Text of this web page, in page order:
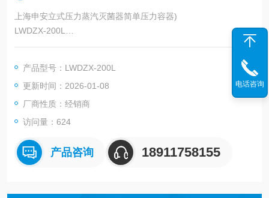
上海申安立式压力蒸汽灭菌器简单压力容器)
LWDZX-200L
基本结构:
1.外壳采用耐温优质工程塑料与不锈钢材料组合而成2.灭菌锅体
采用优质不锈钢(304)材料精制而成;
3.销盖启闭方式，采用双螺杆旋压密封结构，操作简单，安全可
靠。
产品型号：LWDZX-200L
更新时间：2026-01-08
厂商性质：经销商
访问量：624
产品咨询 18911758155
电话咨询